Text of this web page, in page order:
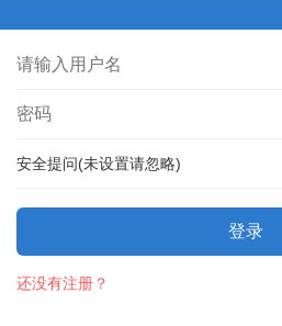
安全提问(未设置请忽略)
登录
还没有注册？